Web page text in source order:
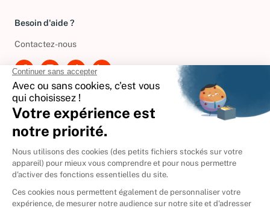
Besoin d'aide ?
Contactez-nous
International
🇪🇸 Espagne
🇩🇪Allemagne
🇮🇹 Italie